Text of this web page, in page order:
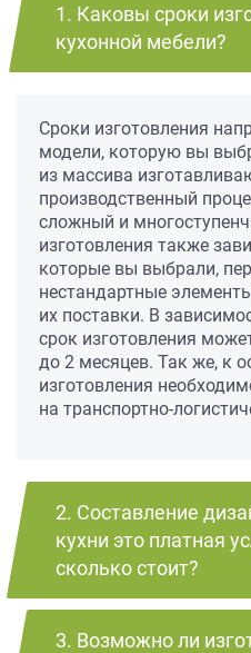
1. Каковы сроки
кухонной мебели?
Сроки изготовления
модели, которую вы
из массива
производственный
сложный и
изготовления также
которые вы выбрали,
нестандартные
их поставки. В
срок изготовления
до 2 месяцев. Так же, к
изготовления
на транспортно-
2. Составление
кухни это платная
сколько стоит?
3. Возможно ли